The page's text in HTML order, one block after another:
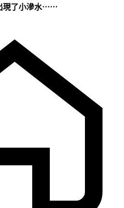
現了小滲水⋯⋯